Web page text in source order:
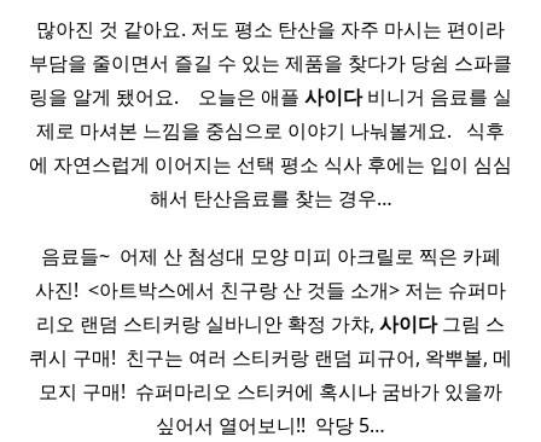
많아진 것 같아요. 저도 평소 탄산을 자주 마시는 편이라
부담을 줄이면서 즐길 수 있는 제품을 찾다가 당쉼 스파클
링을 알게 됐어요. ​ ​ ​ 오늘은 애플 사이다비니거 음료를 실
제로 마셔본 느낌을 중심으로 이야기 나눠볼게요. ​ ​ 식후
에 자연스럽게 이어지는 선택 평소 식사 후에는 입이 심심
해서 탄산음료를 찾는 경우…
음료들~ ​ 어제 산 첨성대 모양 미피 아크릴로 찍은 카페
사진! ​ <아트박스에서 친구랑 산 것들 소개> 저는 슈퍼마
리오 랜덤 스티커랑 실바니안 확정 가챠, 사이다그림 스
퀴시 구매! ​ 친구는 여러 스티커랑 랜덤 피규어, 왁뿌볼, 메
모지 구매! ​ 슈퍼마리오 스티커에 혹시나 굼바가 있을까
싶어서 열어보니!! ​ 악당 5…